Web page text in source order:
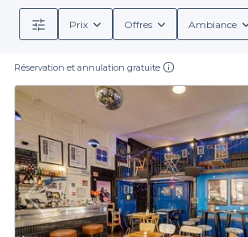
Prix Offres Ambiance
Réservation et annulation gratuite